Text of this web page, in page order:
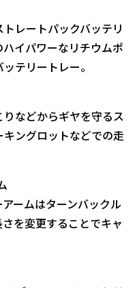
レートパックバッテリ
イパワーなリチウムポ
テリートレー。
などからギヤを守るス
ングロットなどでの走
ームはターンバックル
を変更することでキャ